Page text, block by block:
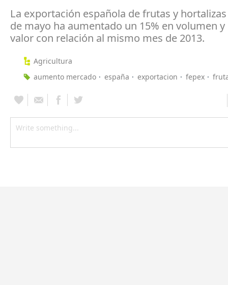
La exportación española de frutas y
de mayo ha aumentado un 15% en volumen y
valor con relación al mismo mes de 2013.
Agricultura
aumento mercado
españa exportacion fepex